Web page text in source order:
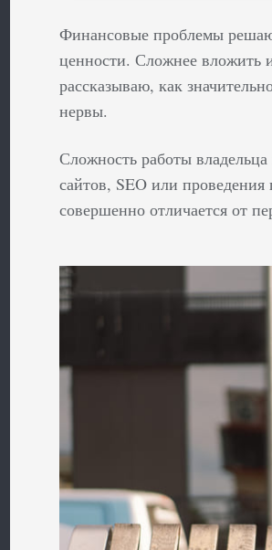
Финансовые проблемы
ценности. Сложнее вложить
рассказываю, как
нервы.
Сложность работы
сайтов, SEO или
совершенно отличается от